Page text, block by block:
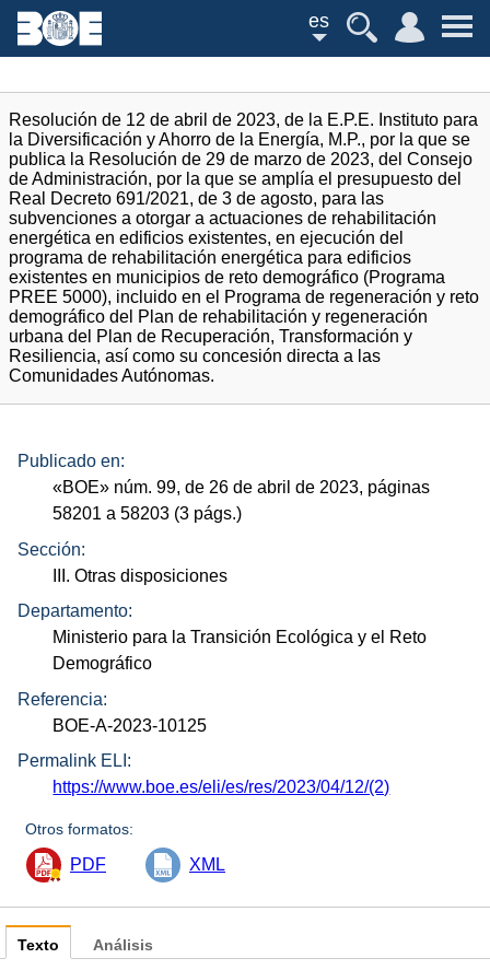
es
Resolución de 12 de abril de 2023, de la E.P.E. Instituto para
la Diversificación y Ahorro de la Energía, M.P., por la que se
publica la Resolución de 29 de marzo de 2023, del Consejo
de Administración, por la que se amplía el presupuesto del
Real Decreto 691/2021, de 3 de agosto, para las
subvenciones a otorgar a actuaciones de rehabilitación
energética en edificios existentes, en ejecución del
programa de rehabilitación energética para edificios
existentes en municipios de reto demográfico (Programa
PREE 5000), incluido en el Programa de regeneración y reto
demográfico del Plan de rehabilitación y regeneración
urbana del Plan de Recuperación, Transformación y
Resiliencia, así como su concesión directa a las
Comunidades Autónomas.
Publicado en:
«BOE» núm. 99, de 26 de abril de 2023, páginas
58201 a 58203 (3 págs.)
Sección:
III. Otras disposiciones
Departamento:
Ministerio para la Transición Ecológica y el Reto
Demográfico
Referencia:
BOE-A-2023-10125
Permalink ELI:
https://www.boe.es/eli/es/res/2023/04/12/(2)
Otros formatos:
PDF XML
Texto Análisis